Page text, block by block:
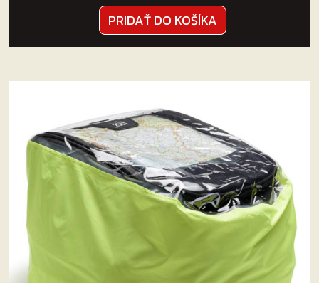
PRIDAŤ DO KOŠÍKA